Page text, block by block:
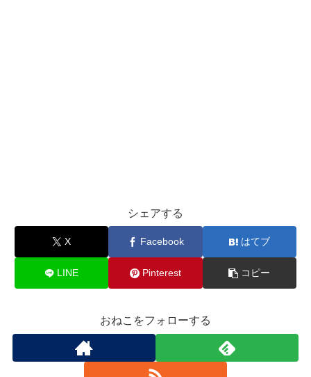
シェアする
X Facebook はてブ
LINE Pinterest コピー
おねこをフォローする